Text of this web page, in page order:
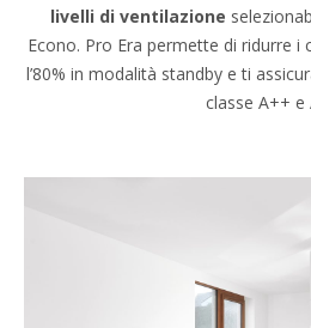
livelli di ventilazione
Econo. Pro Era permette di ridurre i
l’80% in modalità standby e ti
classe A++ e